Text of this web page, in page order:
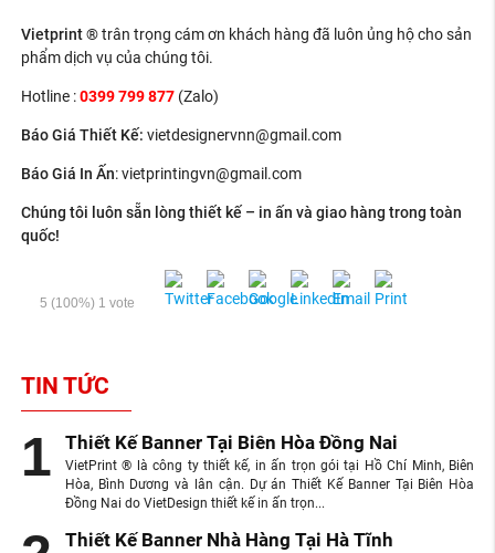
Vietprint ®trân trọng cám ơn khách hàng đã luôn ủng hộ cho sản
phẩm dịch vụ của chúng tôi.
Hotline :0399 799 877 (Zalo)
Báo Giá Thiết Kế: vietdesignervnn@gmail.com
Báo Giá In Ấn: vietprintingvn@gmail.com
Chúng tôi luôn sẵn lòng thiết kế – in ấn và giao hàng trong toàn
quốc!
5 (100%) 1 vote
TIN TỨC
Thiết Kế Banner Tại Biên Hòa Đồng Nai
VietPrint ® là công ty thiết kế, in ấn trọn gói tại Hồ Chí Minh, Biên
Hòa, Bình Dương và lân cận. Dự án Thiết Kế Banner Tại Biên Hòa
Đồng Nai do VietDesign thiết kế in ấn trọn...
Thiết Kế Banner Nhà Hàng Tại Hà Tĩnh